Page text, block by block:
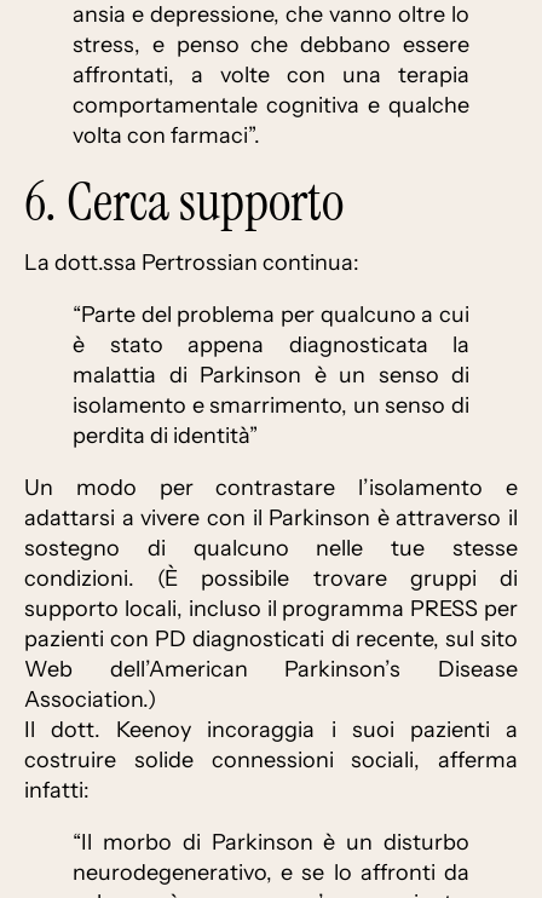
ansia e depressione, che vanno oltre lo
stress, e penso che debbano essere
affrontati, a volte con una terapia
comportamentale cognitiva e qualche
volta con farmaci”.
6. Cerca supporto
La dott.ssa Pertrossian continua:
“Parte del problema per qualcuno a cui
è stato appena diagnosticata la
malattia di Parkinson è un senso di
isolamento e smarrimento, un senso di
perdita di identità”
Un modo per contrastare l’isolamento e
adattarsi a vivere con il Parkinson è attraverso il
sostegno di qualcuno nelle tue stesse
condizioni. (È possibile trovare gruppi di
supporto locali, incluso il programma PRESS per
pazienti con PD diagnosticati di recente, sul sito
Web dell’American Parkinson’s Disease
Association.)
Il dott. Keenoy incoraggia i suoi pazienti a
costruire solide connessioni sociali, afferma
infatti:
“Il morbo di Parkinson è un disturbo
neurodegenerativo, e se lo affronti da